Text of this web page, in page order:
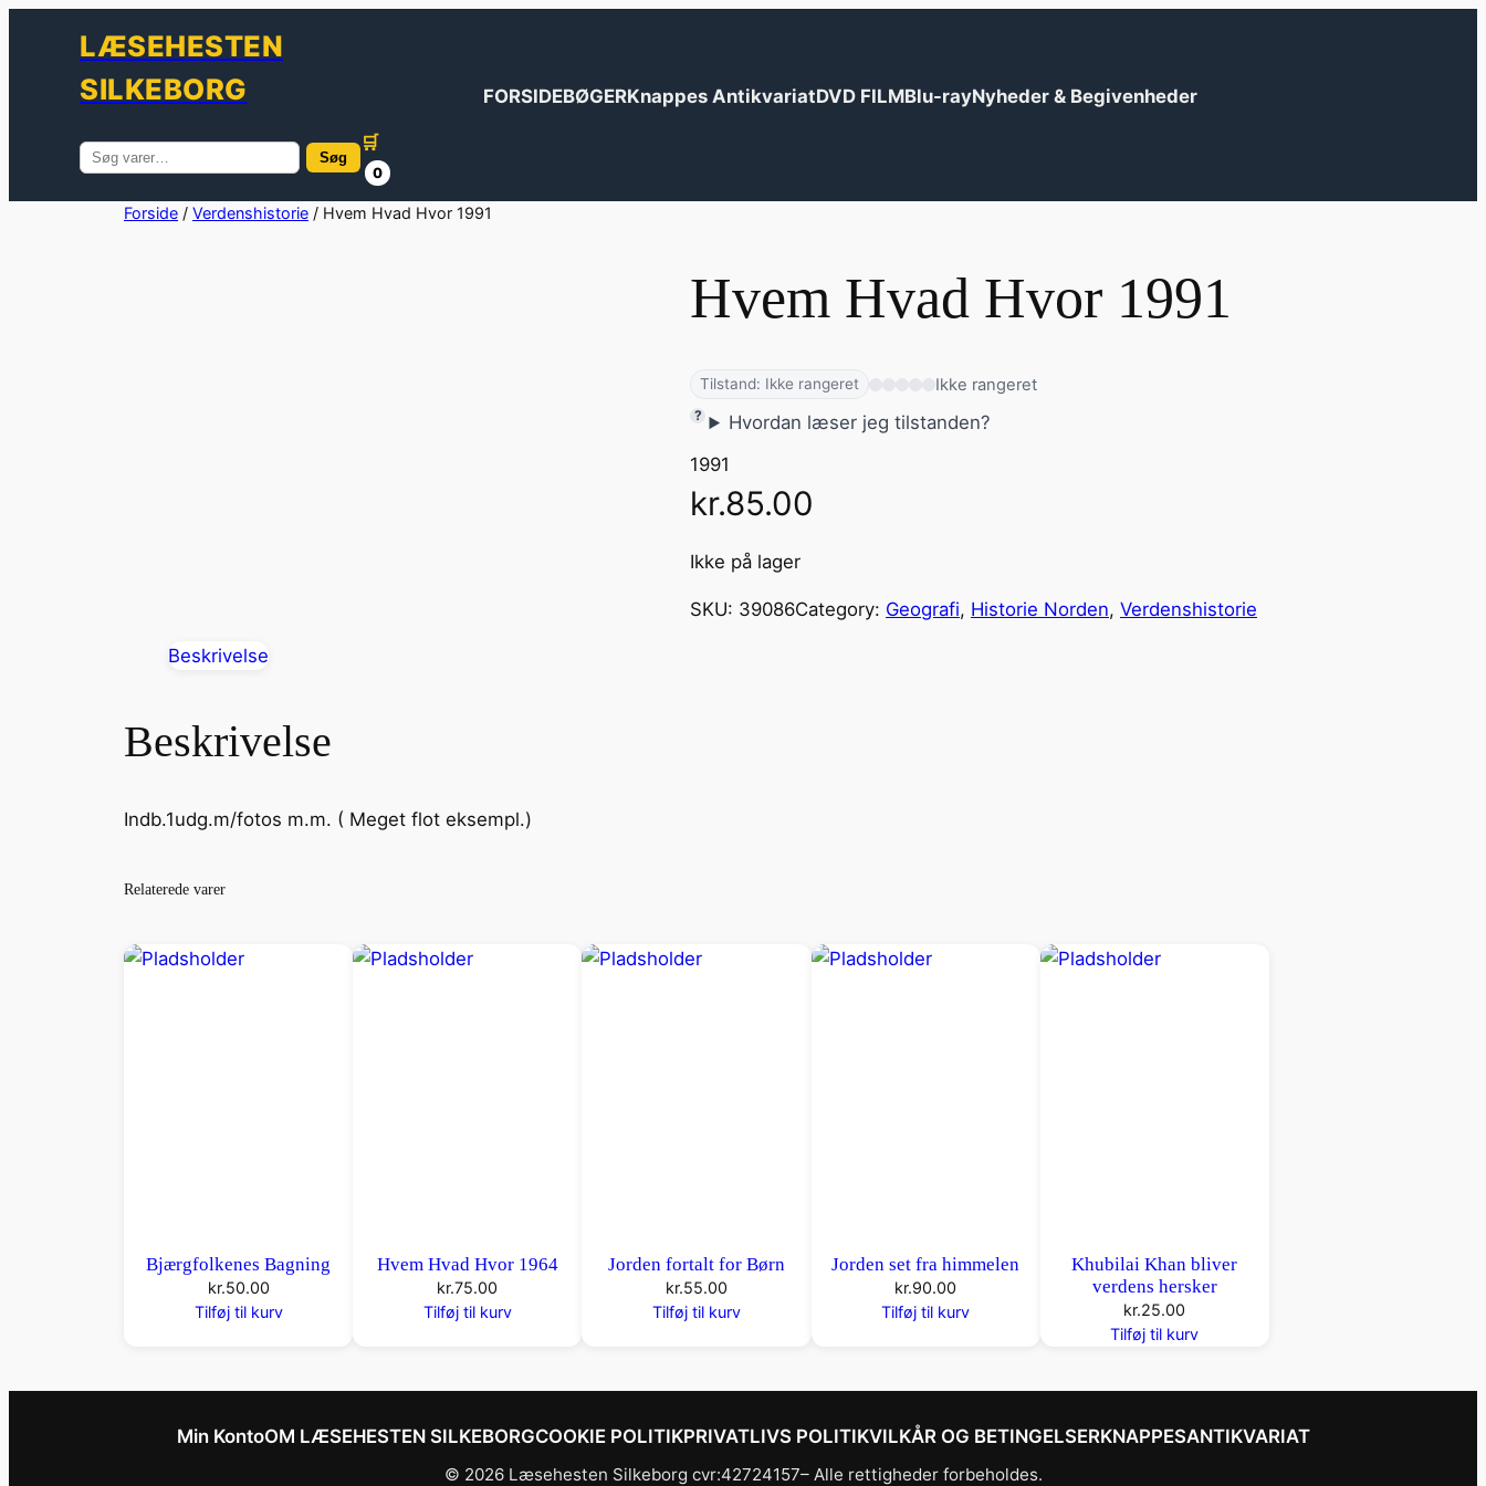
LÆSEHESTEN
SILKEBORG
FORSIDEBØGERKnappes AntikvariatDVD FILMBlu-rayNyheder & Begivenheder
Søg
efter:
Søg
🛒
0
Forside / Verdenshistorie / Hvem Hvad Hvor 1991
Hvem Hvad Hvor 1991
Tilstand: Ikke rangeret Ikke rangeret
Hvordan læser jeg tilstanden?
1991
kr.85.00
Ikke på lager
SKU: 39086Category: Geografi, Historie Norden, Verdenshistorie
Beskrivelse
Beskrivelse
Indb.1udg.m/fotos m.m. ( Meget flot eksempl.)
Relaterede varer
Bjærgfolkenes Bagning
kr.50.00
Tilføj til kurv
Hvem Hvad Hvor 1964
kr.75.00
Tilføj til kurv
Jorden fortalt for Børn
kr.55.00
Tilføj til kurv
Jorden set fra himmelen
kr.90.00
Tilføj til kurv
Khubilai Khan bliver
verdens hersker
kr.25.00
Tilføj til kurv
Min KontoOM LÆSEHESTEN SILKEBORGCOOKIE POLITIKPRIVATLIVS POLITIKVILKÅR OG BETINGELSERKNAPPESANTIKVARIAT
© 2026 Læsehesten Silkeborg cvr:42724157– Alle rettigheder forbeholdes.